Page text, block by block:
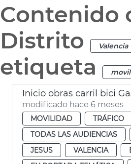
Contenido
Distrito
Valencia
etiqueta
Inicio obras carril bici
modificado hace 6 meses
MOVILIDAD
TRÁFICO
TODAS LAS AUDIENCIAS
JESUS
VALENCIA